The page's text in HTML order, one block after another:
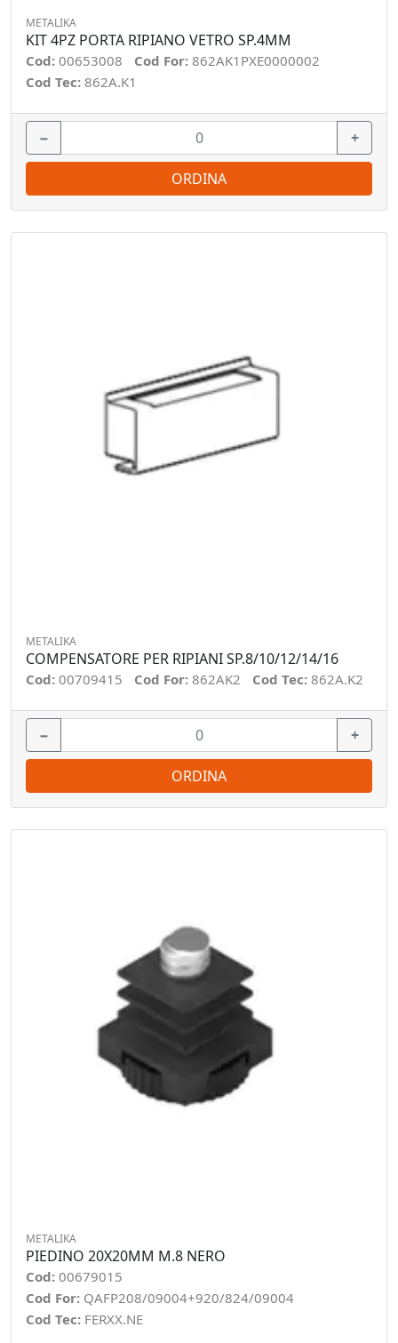
METALIKA
KIT 4PZ PORTA RIPIANO VETRO SP.4MM
Cod: 00653008 Cod For: 862AK1PXE0000002
Cod Tec: 862A.K1
− +
ORDINA
METALIKA
COMPENSATORE PER RIPIANI SP.8/10/12/14/16
Cod: 00709415 Cod For: 862AK2 Cod Tec: 862A.K2
− +
ORDINA
METALIKA
PIEDINO 20X20MM M.8 NERO
Cod: 00679015
Cod For: QAFP208/09004+920/824/09004
Cod Tec: FERXX.NE